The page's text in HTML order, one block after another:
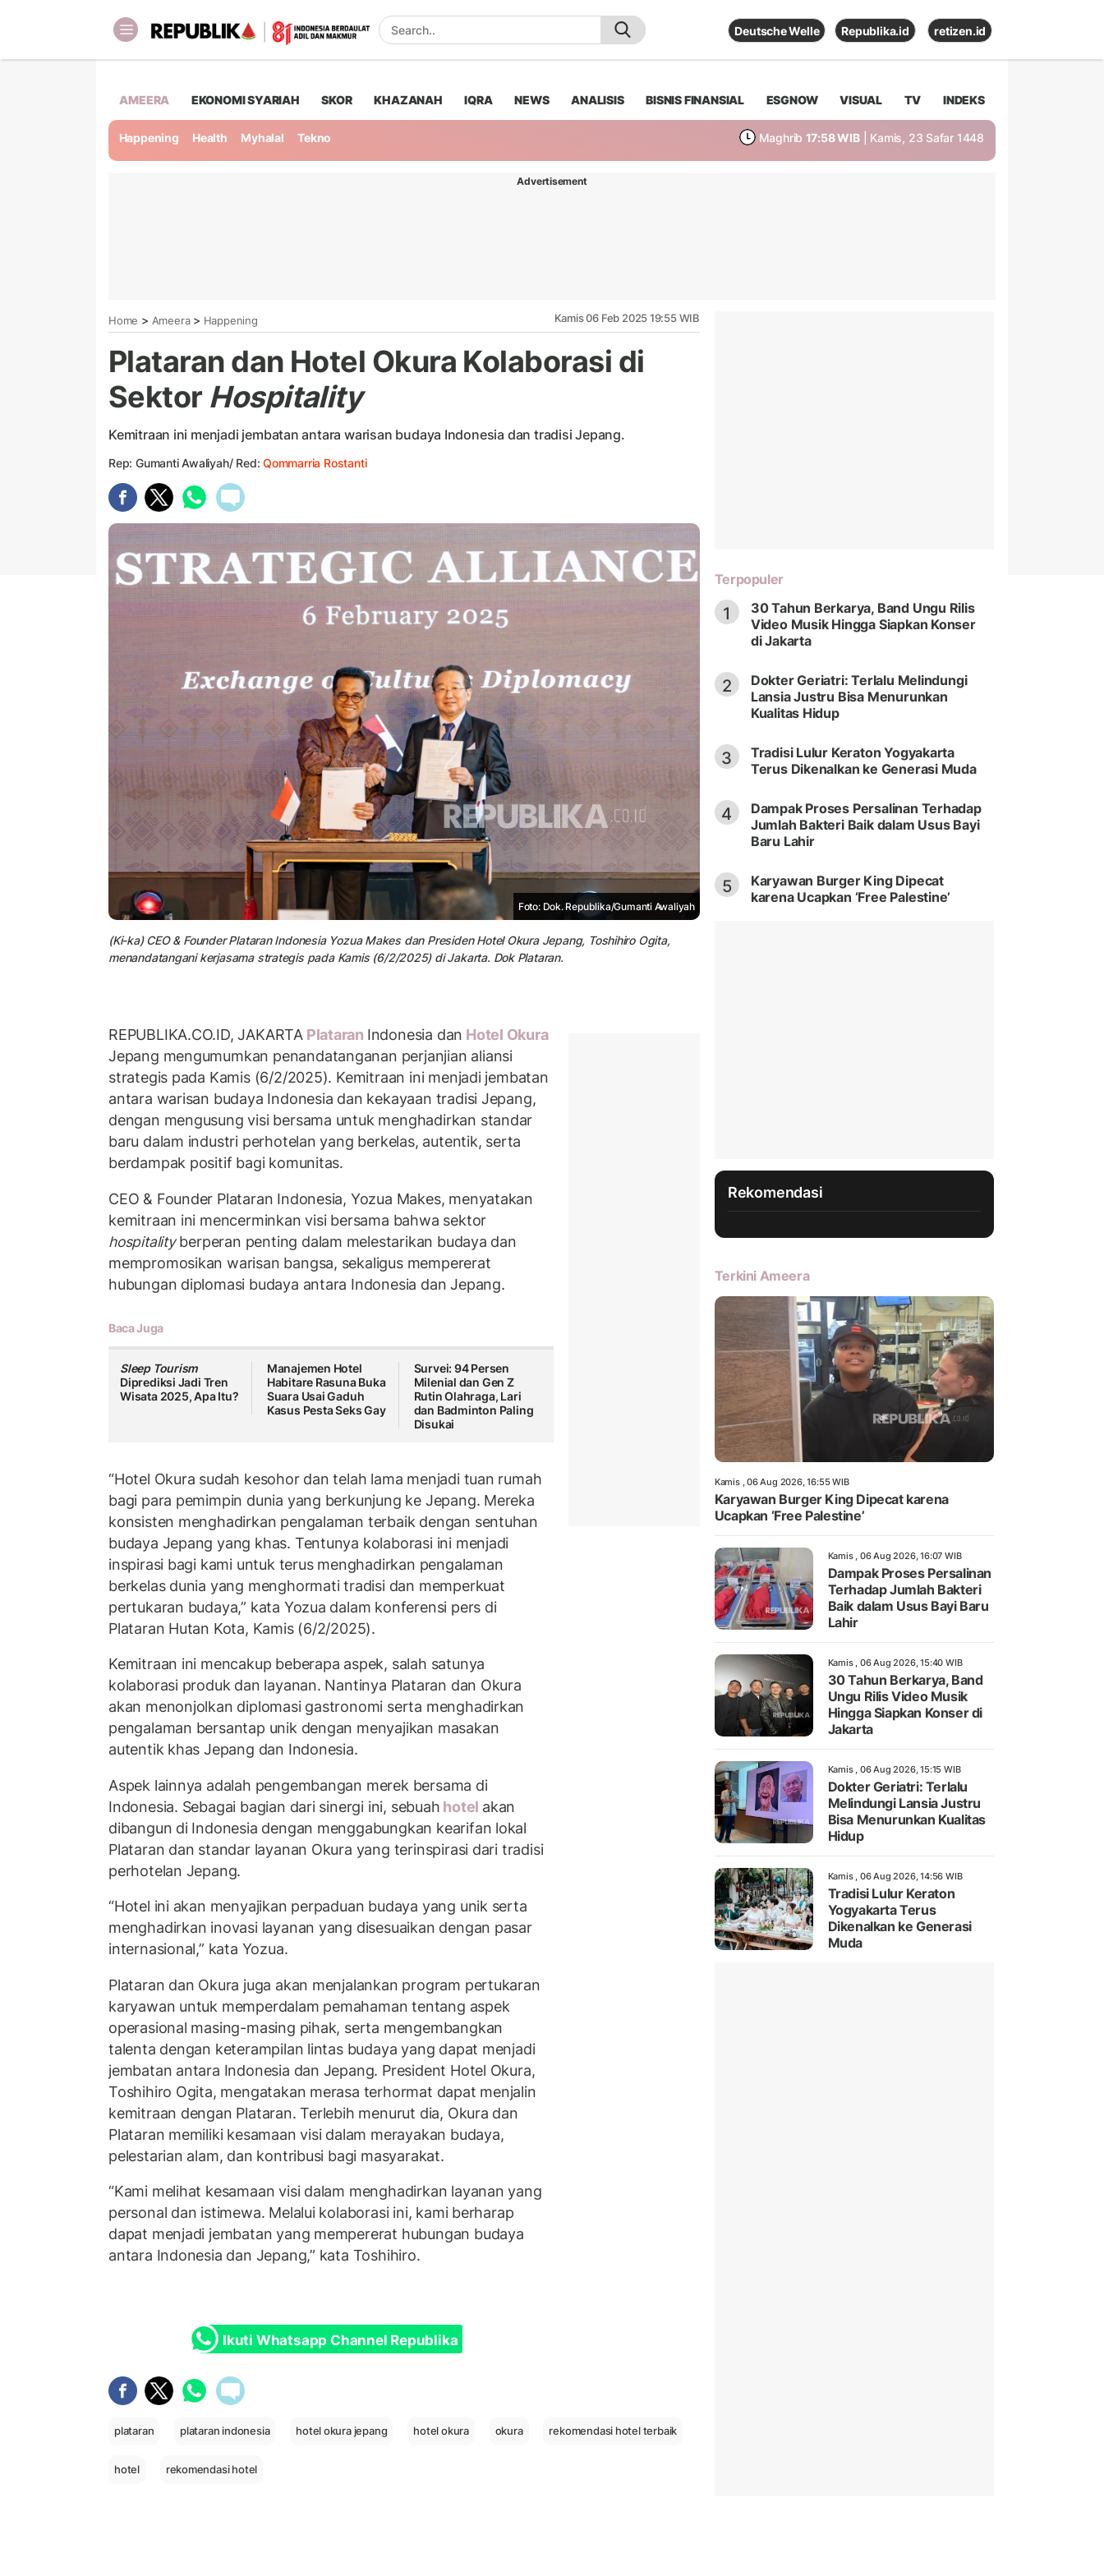
Deutsche Welle Republika.id retizen.id
AMEERA EKONOMI SYARIAH SKOR KHAZANAH IQRA NEWS ANALISIS BISNIS FINANSIAL ESGNOW VISUAL TV INDEKS
Happening Health Myhalal Tekno Maghrib 17:58 WIB | Kamis, 23 Safar 1448
Advertisement
Home > Ameera> Happening Kamis 06 Feb 2025 19:55 WIB
Plataran dan Hotel Okura Kolaborasi di
Sektor Hospitality
Kemitraan ini menjadi jembatan antara warisan budaya Indonesia dan tradisi Jepang.
Rep: Gumanti Awaliyah/ Red:Qommarria Rostanti
Foto: Dok. Republika/Gumanti Awaliyah
(Ki-ka) CEO & Founder Plataran Indonesia Yozua Makes dan Presiden Hotel Okura Jepang, Toshihiro Ogita,
menandatangani kerjasama strategis pada Kamis (6/2/2025) di Jakarta. Dok Plataran.
REPUBLIKA.CO.ID, JAKARTAPlataran Indonesia dan Hotel Okura
Jepang mengumumkan penandatanganan perjanjian aliansi
strategis pada Kamis (6/2/2025). Kemitraan ini menjadi jembatan
antara warisan budaya Indonesia dan kekayaan tradisi Jepang,
dengan mengusung visi bersama untuk menghadirkan standar
baru dalam industri perhotelan yang berkelas, autentik, serta
berdampak positif bagi komunitas.
CEO & Founder Plataran Indonesia, Yozua Makes, menyatakan
kemitraan ini mencerminkan visi bersama bahwa sektor
hospitalityberperan penting dalam melestarikan budaya dan
mempromosikan warisan bangsa, sekaligus mempererat
hubungan diplomasi budaya antara Indonesia dan Jepang.
Baca Juga
Sleep Tourism
Diprediksi Jadi Tren
Wisata 2025, Apa Itu?
Manajemen Hotel
Habitare Rasuna Buka
Suara Usai Gaduh
Kasus Pesta Seks Gay
Survei: 94 Persen
Milenial dan Gen Z
Rutin Olahraga, Lari
dan Badminton Paling
Disukai
“Hotel Okura sudah kesohor dan telah lama menjadi tuan rumah
bagi para pemimpin dunia yang berkunjung ke Jepang. Mereka
konsisten menghadirkan pengalaman terbaik dengan sentuhan
budaya Jepang yang khas. Tentunya kolaborasi ini menjadi
inspirasi bagi kami untuk terus menghadirkan pengalaman
berkelas dunia yang menghormati tradisi dan memperkuat
pertukaran budaya,” kata Yozua dalam konferensi pers di
Plataran Hutan Kota, Kamis (6/2/2025).
Kemitraan ini mencakup beberapa aspek, salah satunya
kolaborasi produk dan layanan. Nantinya Plataran dan Okura
akan menonjolkan diplomasi gastronomi serta menghadirkan
pengalaman bersantap unik dengan menyajikan masakan
autentik khas Jepang dan Indonesia.
Aspek lainnya adalah pengembangan merek bersama di
Indonesia. Sebagai bagian dari sinergi ini, sebuah hotel akan
dibangun di Indonesia dengan menggabungkan kearifan lokal
Plataran dan standar layanan Okura yang terinspirasi dari tradisi
perhotelan Jepang.
“Hotel ini akan menyajikan perpaduan budaya yang unik serta
menghadirkan inovasi layanan yang disesuaikan dengan pasar
internasional,” kata Yozua.
Plataran dan Okura juga akan menjalankan program pertukaran
karyawan untuk memperdalam pemahaman tentang aspek
operasional masing-masing pihak, serta mengembangkan
talenta dengan keterampilan lintas budaya yang dapat menjadi
jembatan antara Indonesia dan Jepang. President Hotel Okura,
Toshihiro Ogita, mengatakan merasa terhormat dapat menjalin
kemitraan dengan Plataran. Terlebih menurut dia, Okura dan
Plataran memiliki kesamaan visi dalam merayakan budaya,
pelestarian alam, dan kontribusi bagi masyarakat.
“Kami melihat kesamaan visi dalam menghadirkan layanan yang
personal dan istimewa. Melalui kolaborasi ini, kami berharap
dapat menjadi jembatan yang mempererat hubungan budaya
antara Indonesia dan Jepang,” kata Toshihiro.
Ikuti Whatsapp Channel Republika
plataran plataran indonesia hotel okura jepang hotel okura okura rekomendasi hotel terbaik
hotel rekomendasi hotel
Terpopuler
1
30 Tahun Berkarya, Band Ungu Rilis
Video Musik Hingga Siapkan Konser
di Jakarta
2
Dokter Geriatri: Terlalu Melindungi
Lansia Justru Bisa Menurunkan
Kualitas Hidup
3
Tradisi Lulur Keraton Yogyakarta
Terus Dikenalkan ke Generasi Muda
4
Dampak Proses Persalinan Terhadap
Jumlah Bakteri Baik dalam Usus Bayi
Baru Lahir
5
Karyawan Burger King Dipecat
karena Ucapkan ‘Free Palestine’
Rekomendasi
Terkini Ameera
Kamis , 06 Aug 2026, 16:55 WIB
Karyawan Burger King Dipecat karena
Ucapkan ‘Free Palestine’
Kamis , 06 Aug 2026, 16:07 WIB
Dampak Proses Persalinan
Terhadap Jumlah Bakteri
Baik dalam Usus Bayi Baru
Lahir
Kamis , 06 Aug 2026, 15:40 WIB
30 Tahun Berkarya, Band
Ungu Rilis Video Musik
Hingga Siapkan Konser di
Jakarta
Kamis , 06 Aug 2026, 15:15 WIB
Dokter Geriatri: Terlalu
Melindungi Lansia Justru
Bisa Menurunkan Kualitas
Hidup
Kamis , 06 Aug 2026, 14:56 WIB
Tradisi Lulur Keraton
Yogyakarta Terus
Dikenalkan ke Generasi
Muda